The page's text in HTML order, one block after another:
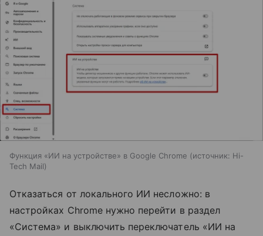
Функция «ИИ на устройстве» в Google Chrome источник: Hi-
Tech Mail
Отказаться от локального ИИ несложно: в
настройках Chrome нужно перейти в раздел
«Система» и выключить переключатель «ИИ на